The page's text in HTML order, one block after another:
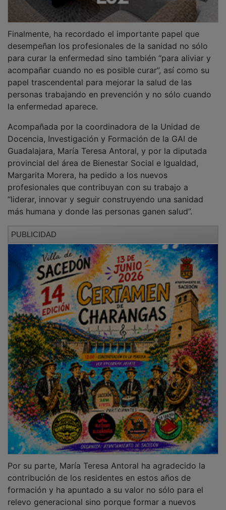
PUBLICIDAD
Por su parte, María Teresa Antoral ha agradecido la
contribución de los residentes en estos años de
formación y ha apuntado a su valor no sólo para el
relevo generacional sino porque formar a nuevos
profesionales “nos hace mejores y nos obliga a
mantenernos actualizados y a cuestionarnos cómo
hacer las cosas mejor”.
En nombre de la institución provincial, la diputada
provincial Margarita Morera ha felicitado a los nuevos
especialistas y ha recordado el importante papel de
los profesionales de la sanidad para garantizar el
bienestar y la calidad de vida de las personas,
especialmente en el medio rural, donde su presencia
es elemental para fijar población.
Reconocimiento a tutores
Durante el acto se ha trasladado un especial
agradecimiento tanto a las familias de los hasta ahora
residentes “que habéis sido apoyo esencial durante